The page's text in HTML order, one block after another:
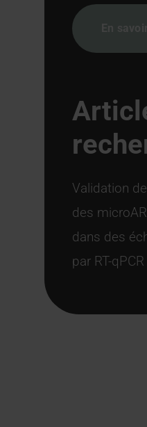
Validation
des
dans des
par RT-qPCR